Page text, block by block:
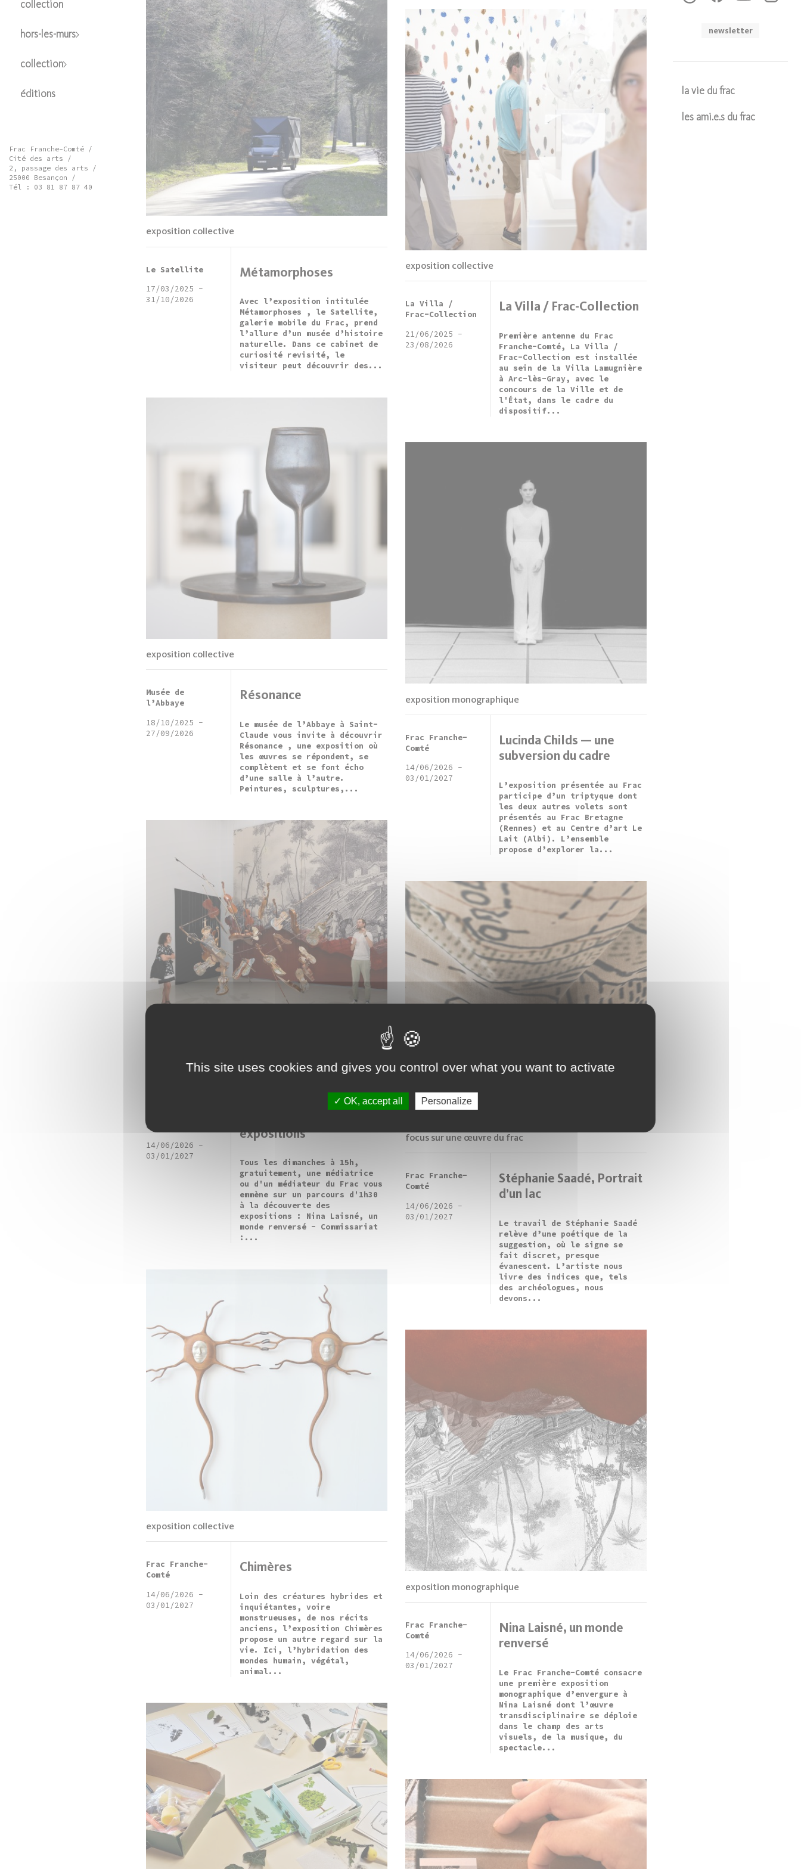
collection
hors-les-murs
collection
éditions
Frac Franche-Comté /
Cité des arts /
2, passage des arts /
25000 Besançon /
Tél : 03 81 87 87 40
newsletter
la vie du frac
les ami.e.s du frac
exposition collective
Métamorphoses
Avec l’exposition intitulée
Métamorphoses , le Satellite,
galerie mobile du Frac, prend
l’allure d’un musée d’histoire
naturelle. Dans ce cabinet de
curiosité revisité, le
visiteur peut découvrir des...
Le Satellite
17/03/2025 -
31/10/2026
exposition collective
La Villa / Frac-Collection
Première antenne du Frac
Franche-Comté, La Villa /
Frac-Collection est installée
au sein de la Villa Lamugnière
à Arc-lès-Gray, avec le
concours de la Ville et de
l'État, dans le cadre du
dispositif...
La Villa /
Frac-Collection
21/06/2025 -
23/08/2026
exposition collective
Résonance
Le musée de l’Abbaye à Saint-
Claude vous invite à découvrir
Résonance , une exposition où
les œuvres se répondent, se
complètent et se font écho
d’une salle à l’autre.
Peintures, sculptures,...
Musée de
l’Abbaye
18/10/2025 -
27/09/2026
exposition monographique
Lucinda Childs — une
subversion du cadre
L’exposition présentée au Frac
participe d’un triptyque dont
les deux autres volets sont
présentés au Frac Bretagne
(Rennes) et au Centre d’art Le
Lait (Albi). L’ensemble
propose d’explorer la...
Frac Franche-
Comté
14/06/2026 -
03/01/2027
expositions
Tous les dimanches à 15h,
gratuitement, une médiatrice
ou d'un médiateur du Frac vous
emmène sur un parcours d'1h30
à la découverte des
expositions : Nina Laisné, un
monde renversé - Commissariat
:...
Comté
14/06/2026 -
03/01/2027
focus sur une œuvre du frac
Stéphanie Saadé, Portrait
d’un lac
Le travail de Stéphanie Saadé
relève d’une poétique de la
suggestion, où le signe se
fait discret, presque
évanescent. L’artiste nous
livre des indices que, tels
des archéologues, nous
devons...
Frac Franche-
Comté
14/06/2026 -
03/01/2027
exposition collective
Chimères
Loin des créatures hybrides et
inquiétantes, voire
monstrueuses, de nos récits
anciens, l’exposition Chimères
propose un autre regard sur la
vie. Ici, l’hybridation des
mondes humain, végétal,
animal...
Frac Franche-
Comté
14/06/2026 -
03/01/2027
exposition monographique
Nina Laisné, un monde
renversé
Le Frac Franche-Comté consacre
une première exposition
monographique d’envergure à
Nina Laisné dont l’œuvre
transdisciplinaire se déploie
dans le champ des arts
visuels, de la musique, du
spectacle...
Frac Franche-
Comté
14/06/2026 -
03/01/2027
This site uses cookies and gives you control over what you want to activate
OK, accept all Personalize